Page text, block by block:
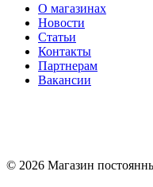
О магазинах
Новости
Статьи
Контакты
Партнерам
Вакансии
© 2026 Магазин